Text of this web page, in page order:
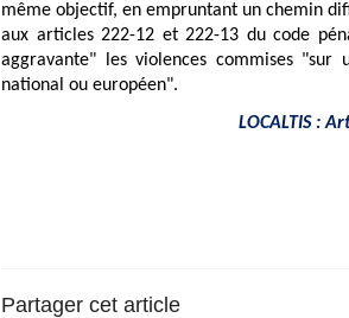
même objectif, en empruntant un chemin
aux articles 222-12 et 222-13 du code
aggravante" les violences commises
national ou européen".
LOCALTIS :
Partager cet article